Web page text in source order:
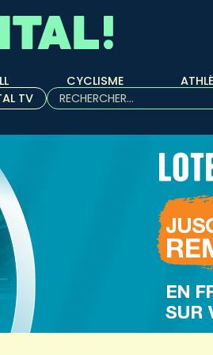
CYCLISME
TV
Rechercher :